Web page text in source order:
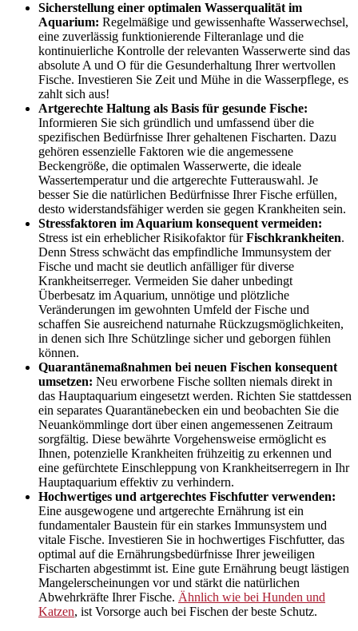
Sicherstellung einer optimalen Wasserqualität im
Aquarium: Regelmäßige und gewissenhafte Wasserwechsel,
eine zuverlässig funktionierende Filteranlage und die
kontinuierliche Kontrolle der relevanten Wasserwerte sind das
absolute A und O für die Gesunderhaltung Ihrer wertvollen
Fische. Investieren Sie Zeit und Mühe in die Wasserpflege, es
zahlt sich aus!
Artgerechte Haltung als Basis für gesunde Fische:
Informieren Sie sich gründlich und umfassend über die
spezifischen Bedürfnisse Ihrer gehaltenen Fischarten. Dazu
gehören essenzielle Faktoren wie die angemessene
Beckengröße, die optimalen Wasserwerte, die ideale
Wassertemperatur und die artgerechte Futterauswahl. Je
besser Sie die natürlichen Bedürfnisse Ihrer Fische erfüllen,
desto widerstandsfähiger werden sie gegen Krankheiten sein.
Stressfaktoren im Aquarium konsequent vermeiden:
Stress ist ein erheblicher Risikofaktor fürFischkrankheiten.
Denn Stress schwächt das empfindliche Immunsystem der
Fische und macht sie deutlich anfälliger für diverse
Krankheitserreger. Vermeiden Sie daher unbedingt
Überbesatz im Aquarium, unnötige und plötzliche
Veränderungen im gewohnten Umfeld der Fische und
schaffen Sie ausreichend naturnahe Rückzugsmöglichkeiten,
in denen sich Ihre Schützlinge sicher und geborgen fühlen
können.
Quarantänemaßnahmen bei neuen Fischen konsequent
umsetzen: Neu erworbene Fische sollten niemals direkt in
das Hauptaquarium eingesetzt werden. Richten Sie stattdessen
ein separates Quarantänebecken ein und beobachten Sie die
Neuankömmlinge dort über einen angemessenen Zeitraum
sorgfältig. Diese bewährte Vorgehensweise ermöglicht es
Ihnen, potenzielle Krankheiten frühzeitig zu erkennen und
eine gefürchtete Einschleppung von Krankheitserregern in Ihr
Hauptaquarium effektiv zu verhindern.
Hochwertiges und artgerechtes Fischfutter verwenden:
Eine ausgewogene und artgerechte Ernährung ist ein
fundamentaler Baustein für ein starkes Immunsystem und
vitale Fische. Investieren Sie in hochwertiges Fischfutter, das
optimal auf die Ernährungsbedürfnisse Ihrer jeweiligen
Fischarten abgestimmt ist. Eine gute Ernährung beugt lästigen
Mangelerscheinungen vor und stärkt die natürlichen
Abwehrkräfte Ihrer Fische. Ähnlich wie bei Hunden und
Katzen, ist Vorsorge auch bei Fischen der beste Schutz.